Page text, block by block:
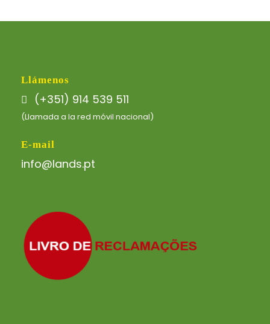
Llámenos
(+351) 914 539 511
(Llamada a la red móvil nacional)
E-mail
info@lands.pt